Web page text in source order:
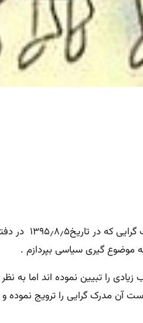
این مطلب
موضوع گیری سیاسی بپردازم .
را تبیین نموده اند اما به
دست آن مدرک گرایی را ترویج